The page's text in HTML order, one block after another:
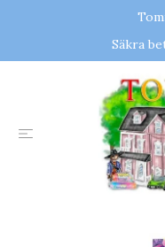
Säkra